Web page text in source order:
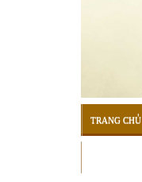
TRANG CHỦ